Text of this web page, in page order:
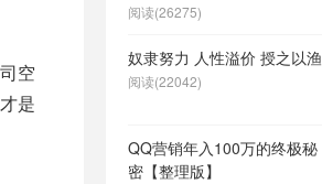
空
是
阅读(26275)
奴隶努力 人性溢价 授之以渔
阅读(22042)
QQ营销年入100万的终极秘
密【整理版】